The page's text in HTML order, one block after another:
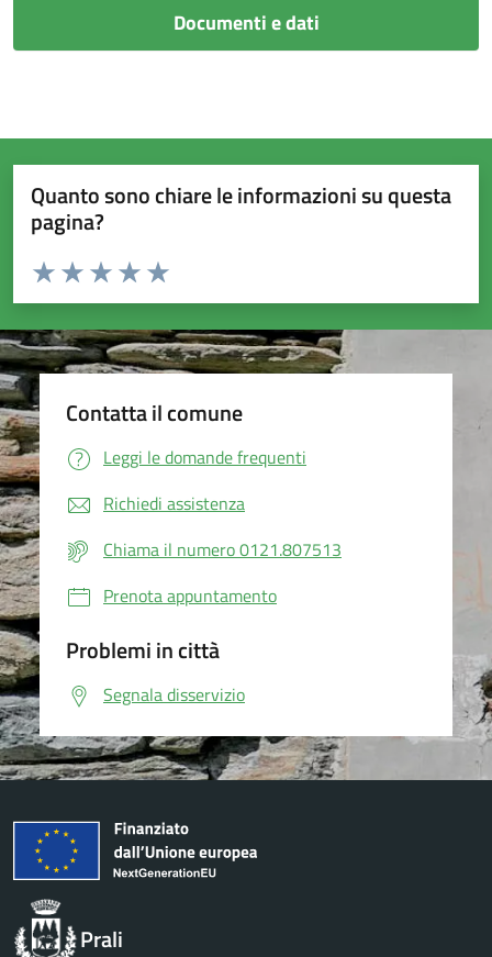
Documenti e dati
Quanto sono chiare le informazioni su questa
pagina?
Valuta da 1 a 5 stelle la pagina
Valuta 5 stelle su 5
Valuta 4 stelle su 5
Valuta 3 stelle su 5
Valuta 2 stelle su 5
Valuta 1 stelle su 5
Contatta il comune
Leggi le domande frequenti
Richiedi assistenza
Chiama il numero 0121.807513
Prenota appuntamento
Problemi in città
Segnala disservizio
Prali